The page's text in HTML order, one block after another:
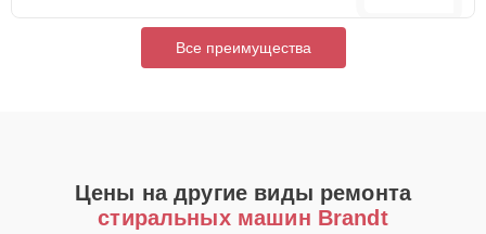
Все преимущества
Цены на другие виды ремонта
стиральных машин Brandt